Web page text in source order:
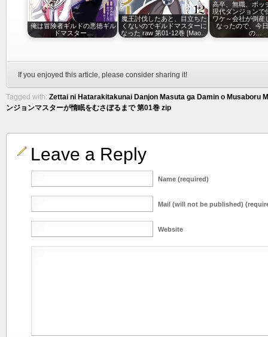
俺は冒険者ギルドの悪徳ギル
ドマスター…
魔王討伐したあと、目立ちた
くないのでギルドマスターに
なった raw 第01-12巻 [Mao…
高卒、無職、ボッ
現代ダンジョンで
ワケ～会社が倒産
なったので、今
の…
If you enjoyed this article, please consider sharing it!
Tagged with: Zettai ni Hatarakitakunai Danjon Masuta ga Damin o Musaboru
ンジョンマスターが惰眠をむさぼるまで 第01巻 zip
Leave a Reply
Name (required)
Mail (will not be published)
Website